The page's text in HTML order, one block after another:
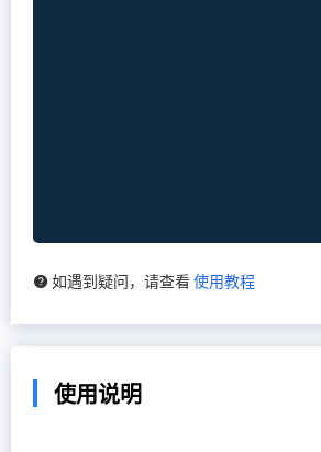
如遇到疑问，请查看使用教程
使用说明